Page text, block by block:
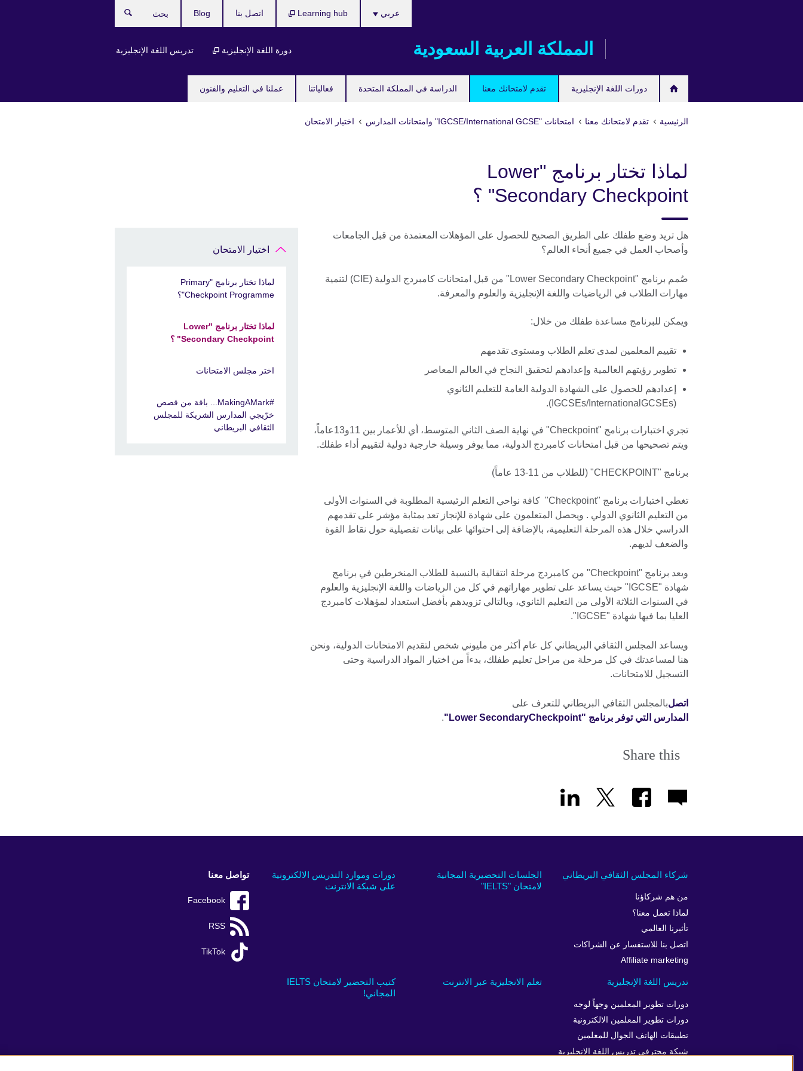
المملكة العربية السعودية
دورات اللغة الإنجليزية تقدم لامتحانك معنا الدراسة في المملكة المتحدة فعالياتنا عملنا في التعليم والفنون
عربي
دورة اللغة الإنجليزية تدريس اللغة الإنجليزية
Learning hub اتصل بنا Blog
الرئيسية تقدم لامتحانك معنا امتحانات "IGCSE/International GCSE" وامتحانات المدارس اختيار الامتحان
لماذا تختار برنامج "Lower
Secondary Checkpoint" ؟
هل تريد وضع طفلك على الطريق الصحيح للحصول على المؤهلات المعتمدة من قبل الجامعات
وأصحاب العمل في جميع أنحاء العالم؟
صُمم برنامج "Lower Secondary Checkpoint" من قبل امتحانات كامبردج الدولية (CIE) لتنمية
مهارات الطلاب في الرياضيات واللغة الإنجليزية والعلوم والمعرفة.
ويمكن للبرنامج مساعدة طفلك من خلال:
تقييم المعلمين لمدى تعلم الطلاب ومستوى تقدمهم
تطوير رؤيتهم العالمية وإعدادهم لتحقيق النجاح في العالم المعاصر
إعدادهم للحصول على الشهادة الدولية العامة للتعليم الثانوي
(IGCSEs/InternationalGCSEs).
تجري اختبارات برنامج "Checkpoint" في نهاية الصف الثاني المتوسط، أي للأعمار بين 11و13عاماً،
ويتم تصحيحها من قبل امتحانات كامبردج الدولية، مما يوفر وسيلة خارجية دولية لتقييم أداء طفلك.
برنامج "CHECKPOINT" (للطلاب من 11-13 عاماً)
تغطي اختبارات برنامج "Checkpoint" كافة نواحي التعلم الرئيسية المطلوبة في السنوات الأولى
من التعليم الثانوي الدولي . ويحصل المتعلمون على شهادة للإنجاز تعد بمثابة مؤشر على تقدمهم
الدراسي خلال هذه المرحلة التعليمية، بالإضافة إلى احتوائها على بيانات تفصيلية حول نقاط القوة
والضعف لديهم.
ويعد برنامج "Checkpoint" من كامبردج مرحلة انتقالية بالنسبة للطلاب المنخرطين في برنامج
شهادة "IGCSE" حيث يساعد على تطوير مهاراتهم في كل من الرياضات واللغة الإنجليزية والعلوم
في السنوات الثلاثة الأولى من التعليم الثانوي، وبالتالي تزويدهم بأفضل استعداد لمؤهلات كامبردج
العليا بما فيها شهادة "IGCSE".
ويساعد المجلس الثقافي البريطاني كل عام أكثر من مليوني شخص لتقديم الامتحانات الدولية، ونحن
هنا لمساعدتك في كل مرحلة من مراحل تعليم طفلك، بدءاً من اختيار المواد الدراسية وحتى
التسجيل للامتحانات.
اتصلبالمجلس الثقافي البريطاني للتعرف على
المدارس التي توفر برنامج "Lower SecondaryCheckpoint"
.
Share this
اختيار الامتحان
لماذا تختار برنامج "Primary
Checkpoint Programme"؟
لماذا تختار برنامج "Lower
Secondary Checkpoint" ؟
اختر مجلس الامتحانات
#MakingAMark... باقة من قصص
خرّيجي المدارس الشريكة للمجلس
الثقافي البريطاني
دورات وموارد التدريس الالكترونية
على شبكة الانترنت
الجلسات التحضيرية المجانية
لامتحان "IELTS"
شركاء المجلس الثقافي البريطاني
من هم شركاؤنا
لماذا تعمل معنا؟
تأثيرنا العالمي
اتصل بنا للاستفسار عن الشراكات
Affiliate marketing
كتيب التحضير لامتحان IELTS
المجاني!
تعلم الانجليزية عبر الانترنت تدريس اللغة الإنجليزية
دورات تطوير المعلمين وجهاً لوجه
دورات تطوير المعلمين الالكترونية
تطبيقات الهاتف الجوال للمعلمين
شبكة محترفي تدريس اللغة الإنجليزية
تواصل معنا
Facebook
RSS
TikTok